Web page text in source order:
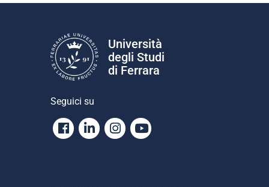
Università
degli Studi
di Ferrara
Seguici su
Facebook
LinkedinInstagram
Youtube